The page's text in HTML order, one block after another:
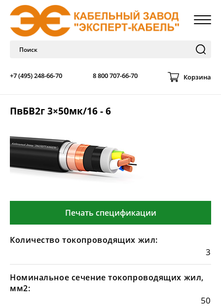
+7 (495) 248-66-70 8 800 707-66-70 Корзина
ПвБВ2г 3×50мк/16 - 6
Печать спецификации
Количество токопроводящих жил:
3
Номинальное сечение токопроводящих жил,
мм2:
50